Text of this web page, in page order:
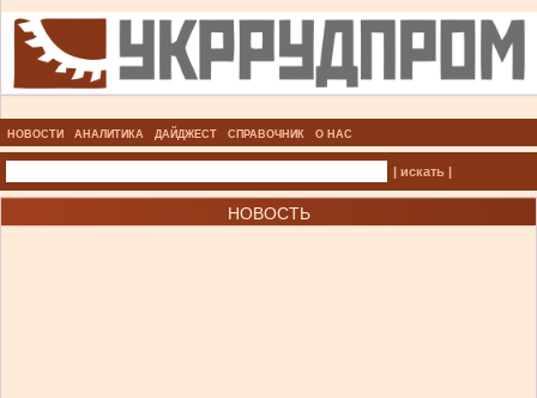
НОВОСТИ АНАЛИТИКА ДАЙДЖЕСТ СПРАВОЧНИК О НАС
| искать |
НОВОСТЬ